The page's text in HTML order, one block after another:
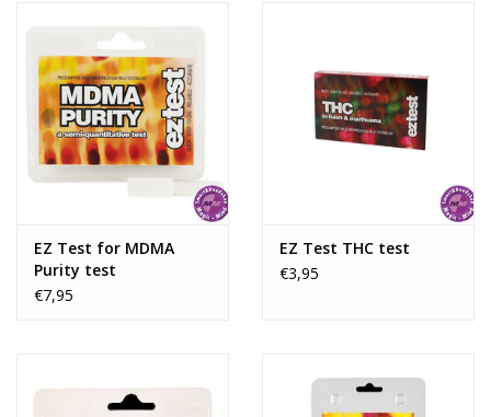
EZ Test for MDMA
Purity test
€7,95
EZ Test THC test
€3,95